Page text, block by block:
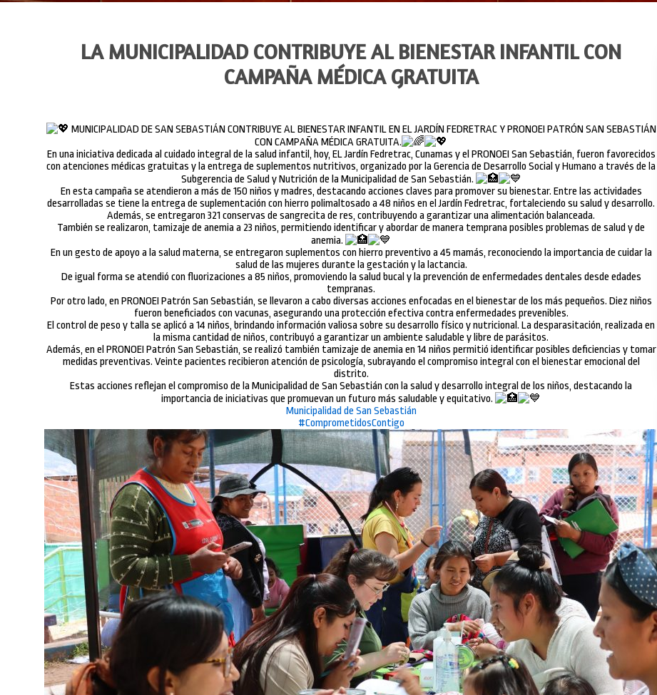
LA MUNICIPALIDAD CONTRIBUYE AL BIENESTAR INFANTIL CON
CAMPAÑA MÉDICA GRATUITA
MUNICIPALIDAD DE SAN SEBASTIÁN CONTRIBUYE AL BIENESTAR INFANTIL EN EL JARDÍN FEDRETRAC Y PRONOEI PATRÓN SAN SEBASTIÁN
CON CAMPAÑA MÉDICA GRATUITA.
En una iniciativa dedicada al cuidado integral de la salud infantil, hoy, EL Jardín Fedretrac, Cunamas y el PRONOEI San Sebastián, fueron favorecidos
con atenciones médicas gratuitas y la entrega de suplementos nutritivos, organizado por la Gerencia de Desarrollo Social y Humano a través de la
Subgerencia de Salud y Nutrición de la Municipalidad de San Sebastián.
En esta campaña se atendieron a más de 150 niños y madres, destacando acciones claves para promover su bienestar. Entre las actividades
desarrolladas se tiene la entrega de suplementación con hierro polimaltosado a 48 niños en el Jardín Fedretrac, fortaleciendo su salud y desarrollo.
Además, se entregaron 321 conservas de sangrecita de res, contribuyendo a garantizar una alimentación balanceada.
También se realizaron, tamizaje de anemia a 23 niños, permitiendo identificar y abordar de manera temprana posibles problemas de salud y de
anemia.
En un gesto de apoyo a la salud materna, se entregaron suplementos con hierro preventivo a 45 mamás, reconociendo la importancia de cuidar la
salud de las mujeres durante la gestación y la lactancia.
De igual forma se atendió con fluorizaciones a 85 niños, promoviendo la salud bucal y la prevención de enfermedades dentales desde edades
tempranas.
Por otro lado, en PRONOEI Patrón San Sebastián, se llevaron a cabo diversas acciones enfocadas en el bienestar de los más pequeños. Diez niños
fueron beneficiados con vacunas, asegurando una protección efectiva contra enfermedades prevenibles.
El control de peso y talla se aplicó a 14 niños, brindando información valiosa sobre su desarrollo físico y nutricional. La desparasitación, realizada en
la misma cantidad de niños, contribuyó a garantizar un ambiente saludable y libre de parásitos.
Además, en el PRONOEI Patrón San Sebastián, se realizó también tamizaje de anemia en 14 niños permitió identificar posibles deficiencias y tomar
medidas preventivas. Veinte pacientes recibieron atención de psicología, subrayando el compromiso integral con el bienestar emocional del
distrito.
Estas acciones reflejan el compromiso de la Municipalidad de San Sebastián con la salud y desarrollo integral de los niños, destacando la
importancia de iniciativas que promuevan un futuro más saludable y equitativo.
Municipalidad de San Sebastián
#ComprometidosContigo